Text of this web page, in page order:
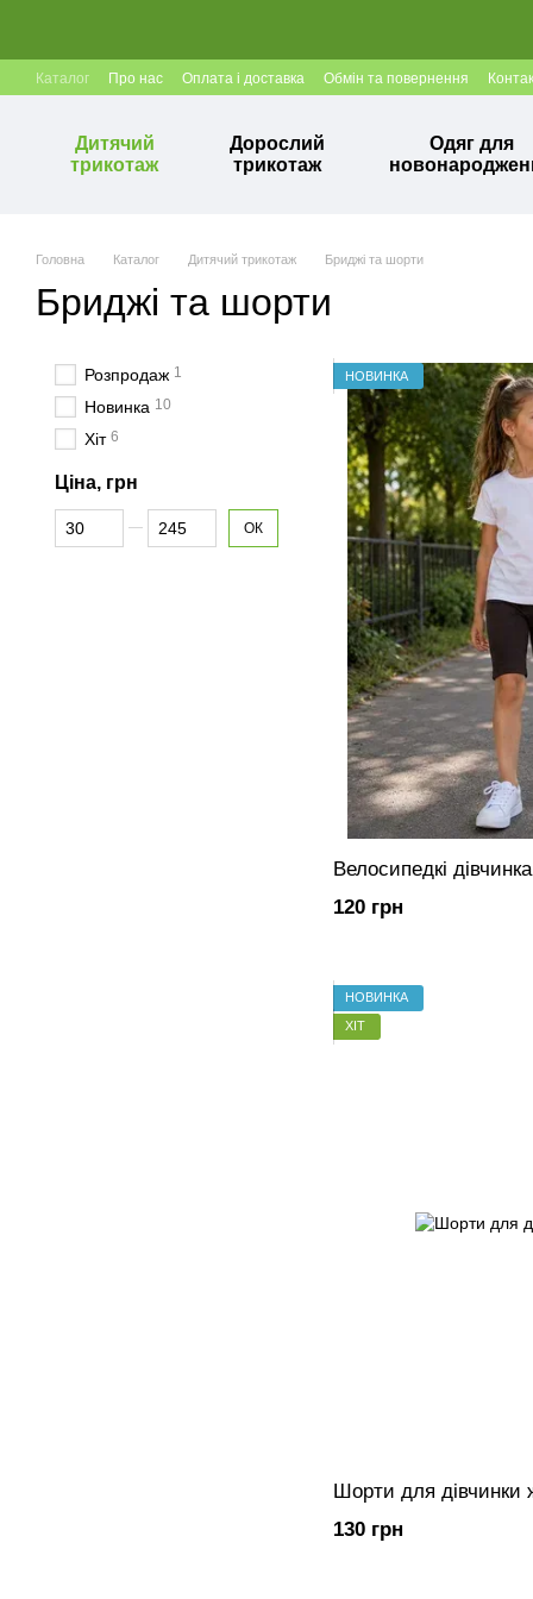
Каталог Про нас Оплата і доставка Обмін та повернення
Дитячий
трикотаж
Дорослий
трикотаж
Одяг для
Головна Каталог Дитячий трикотаж Бриджі та шорти
Бриджі та шорти
НОВИНКА
Велосипедкі
120 грн
НОВИНКА
ХІТ
Шорти для дівчинки
130 грн
Розпродаж 1
Новинка 10
Хіт 6
Ціна, грн
Від Ціна, грн
До Ціна, грн ОК